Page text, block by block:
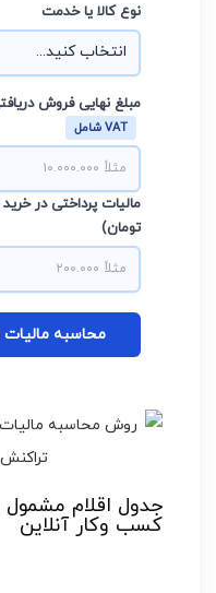
نوع کالا یا خدمت
مبلغ نهایی فروش
شامل VAT
تومان)
محاسبه مالیات
جدول اقلام مشمول
کسب وکار آنلاین